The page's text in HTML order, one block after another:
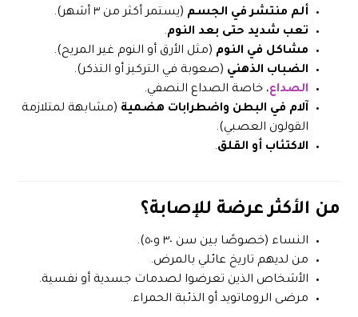
ألم منتشر في الجسم (يستمر أكثر من ٣ أشهر).
تعب شديد حتى بعد النوم.
مشاكل في النوم (مثل الأرق أو النوم غير المريح).
الضباب الذهني (صعوبة في التركيز أو التذكر).
الصداع، خاصة الصداع النصفي.
آلام في البطن واضطرابات هضمية (مشابهة لمتلازمة
القولون العصبي).
الاكتئاب أو القلق.
من الأكثر عرضة للإصابة؟
النساء (خصوصًا بين سن ٣٠ و٥٠).
من لديهم تاريخ عائلي بالمرض.
الأشخاص الذين تعرضوا لصدمات جسدية أو نفسية.
مرضى الروماتويد أو الذئبة الحمراء.